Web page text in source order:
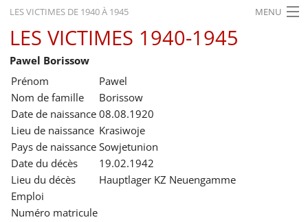
LES VICTIMES DE 1940 À 1945 MENU
ACCUEIL
ACTUALITÉS
EXPOSITIONS
HISTORIQUE
FORMATION
RECHERCHE
SERVICE
LES VICTIMES 1940-1945
Pawel Borissow
Prénom
Pawel
Nom de famille
Borissow
Date de naissance 08.08.1920
Lieu de naissance Krasiwoje
Pays de naissance Sowjetunion
Date du décès
19.02.1942
Lieu du décès
Hauptlager KZ Neuengamme
Emploi
Numéro matricule